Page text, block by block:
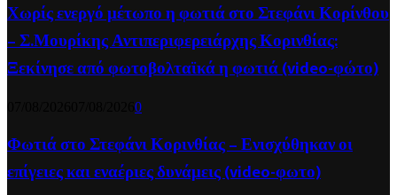
Χωρίς ενεργό μέτωπο η φωτιά στο Στεφάνι Κορίνθου
– Σ.Μουρίκης Αντιπεριφερειάρχης Κορινθίας:
Ξεκίνησε από φωτοβολταϊκά η φωτιά (video-φώτο)
0
Φωτιά στο Στεφάνι Κορινθίας – Ενισχύθηκαν οι
επίγειες και εναέριες δυνάμεις (video-φωτο)